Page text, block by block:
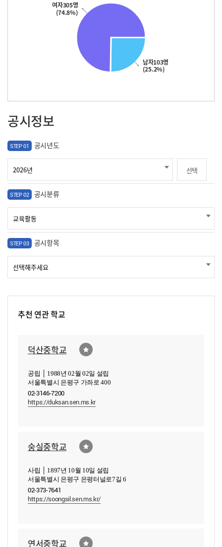
남자103명
(25.2%)
여자305명
(74.8%)
공시정보
STEP 01 공시년도
선택
STEP 02 공시분류
STEP 03 공시항목
추천 연관 학교
덕산중학교
공립 │ 1988년 02월 02일 설립
서울특별시 은평구 가좌로 400
02-3146-7200
https://duksan.sen.ms.kr
숭실중학교
사립 │ 1897년 10월 10일 설립
서울특별시 은평구 은평터널로7길 6
02-373-7641
https://soongsil.sen.ms.kr/
연서중학교